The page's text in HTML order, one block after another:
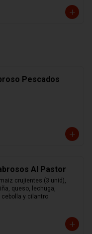
Pescados
Al Pastor
crujientes (3 unid),
queso, lechuga,
y cilantro